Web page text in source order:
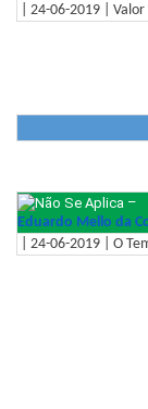
| 24-06-2019 | Valor
–
Eduardo Mello da
| 24-06-2019 | O